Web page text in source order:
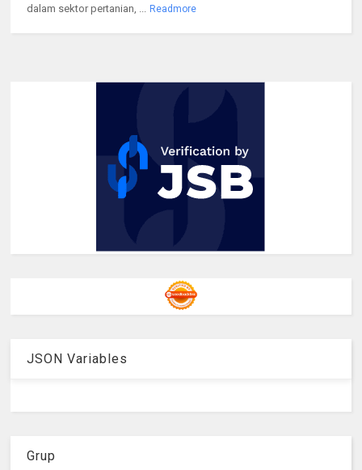
dalam sektor pertanian, ...
Readmore
JSON Variables
Grup